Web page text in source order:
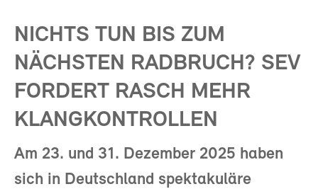
NICHTS TUN BIS ZUM
NÄCHSTEN RADBRUCH? SEV
FORDERT RASCH MEHR
KLANGKONTROLLEN
Am 23. und 31. Dezember 2025 haben
sich in Deutschland spektakuläre